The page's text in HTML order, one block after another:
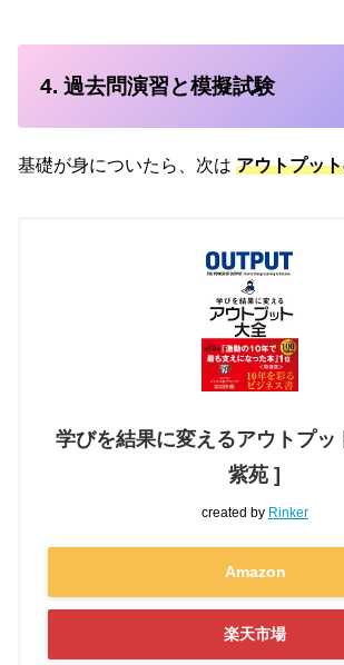
4. 過去問演習と模擬試験
基礎が身についたら、次は アウトプッ
学びを結果に変えるアウトプッ
紫苑 ]
created by Rinker
Amazon
楽天市場